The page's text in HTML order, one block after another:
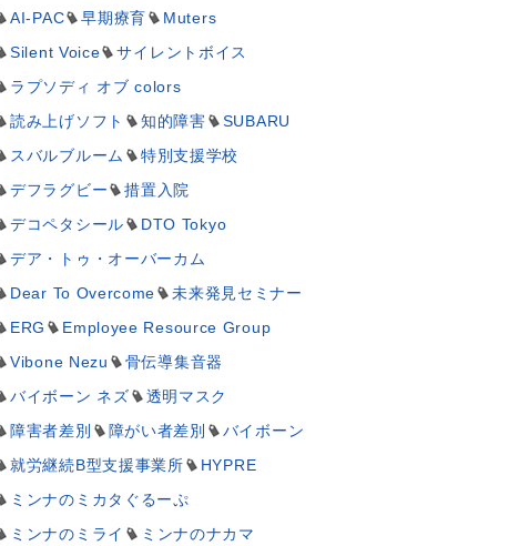
AI-PAC
早期療育
Muters
Silent Voice
サイレントボイス
ラプソディ オブ colors
読み上げソフト
知的障害
SUBARU
スバルブルーム
特別支援学校
デフラグビー
措置入院
デコペタシール
DTO Tokyo
デア・トゥ・オーバーカム
Dear To Overcome
未来発見セミナー
ERG
Employee Resource Group
Vibone Nezu
骨伝導集音器
バイボーン ネズ
透明マスク
障害者差別
障がい者差別
バイボーン
就労継続B型支援事業所
HYPRE
ミンナのミカタぐるーぷ
ミンナのミライ
ミンナのナカマ